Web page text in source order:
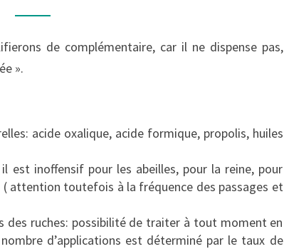
de complémentaire, car il ne dispense pas,
».
acide oxalique, acide formique, propolis, huiles
est inoffensif pour les abeilles, pour la reine, pour
( attention toutefois à la fréquence des passages et
des ruches: possibilité de traiter à tout moment en
d’applications est déterminé par le taux de